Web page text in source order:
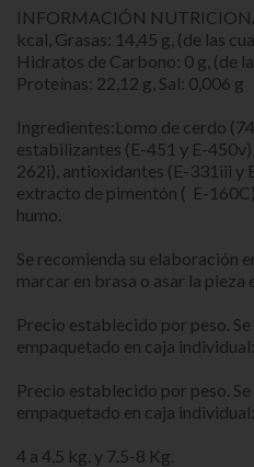
INFORMACIÓN
kcal, Grasas: 14,45 g, (de las
Hidratos de Carbono: 0 g, (de
Proteínas: 22,12 g, Sal: 0,006 g
Ingredientes:Lomo de cerdo
estabilizantes (E-451 y E-
262i), antioxidantes (E-331iii y
extracto de pimentón ( E-
humo.
Se recomienda su elaboración
marcar en brasa o asar la pieza
Precio establecido por peso.
empaquetado en caja individual:
Precio establecido por peso.
empaquetado en caja individual:
4 a 4,5 kg. y 7.5-8 Kg.